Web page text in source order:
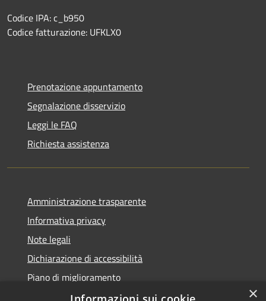
Codice IPA: c_b950
Codice fatturazione: UFKLX0
Prenotazione appuntamento
Segnalazione disservizio
Leggi le FAQ
Richiesta assistenza
Amministrazione trasparente
Informativa privacy
Note legali
Dichiarazione di accessibilità
Piano di miglioramento
×